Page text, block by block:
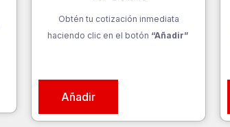
Obtén tu cotización inmediata
haciendo clic en el botón “Añadir”
Añadir